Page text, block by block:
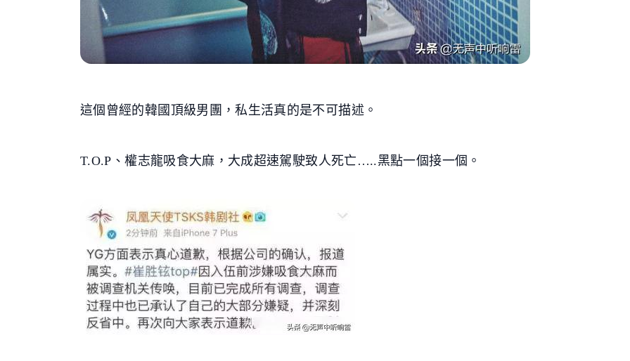
這個曾經的韓國頂級男團，私生活真的是不可描述。
T.O.P、權志龍吸食大麻，大成超速駕駛致人死亡…..黑點一個接一個。